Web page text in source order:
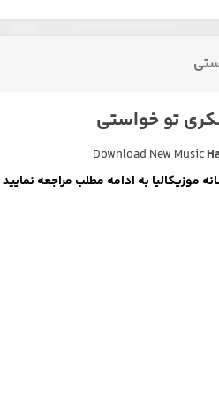
تو خواستی
Download New Music
موزیکالیا به ادامه مطلب مراجعه نمایید